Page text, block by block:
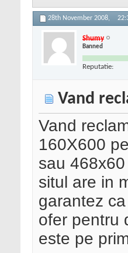
28th November 2008,
Shumy
Banned
Reputatie:
Vand
Vand
160X600
sau 468x60
situl are in
garantez
ofer pentru
este pe